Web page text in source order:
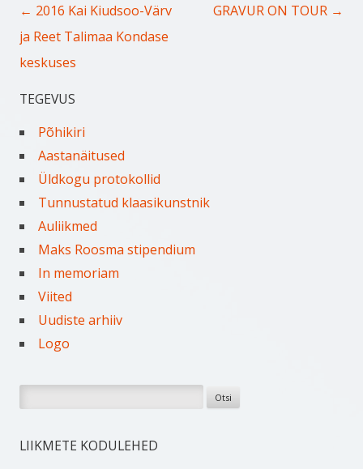
Postituste töölaud
← 2016 Kai Kiudsoo-Värv
ja Reet Talimaa Kondase
keskuses
GRAVUR ON TOUR →
TEGEVUS
Põhikiri
Aastanäitused
Üldkogu protokollid
Tunnustatud klaasikunstnik
Auliikmed
Maks Roosma stipendium
In memoriam
Viited
Uudiste arhiiv
Logo
LIIKMETE KODULEHED